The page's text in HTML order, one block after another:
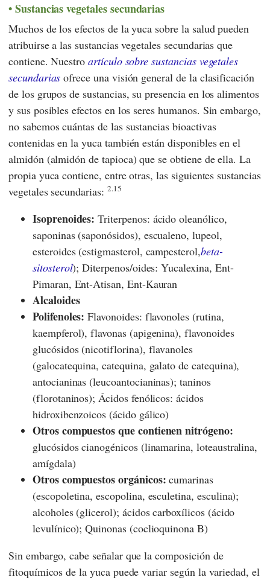
Sustancias vegetales secundarias
Muchos de los efectos de la yuca sobre la salud pueden
atribuirse a las sustancias vegetales secundarias que
contiene. Nuestroartículo sobre sustancias vegetales
secundarias ofrece una visión general de la clasificación
de los grupos de sustancias, su presencia en los alimentos
y sus posibles efectos en los seres humanos. Sin embargo,
no sabemos cuántas de las sustancias bioactivas
contenidas en la yuca también están disponibles en el
almidón (almidón de tapioca) que se obtiene de ella. La
propia yuca contiene, entre otras, las siguientes sustancias
vegetales secundarias: 2.15
Isoprenoides: Triterpenos: ácido oleanólico,
saponinas (saponósidos), escualeno, lupeol,
esteroides (estigmasterol, campesterol,beta-
sitosterol); Diterpenos/oides: Yucalexina, Ent-
Pimaran, Ent-Atisan, Ent-Kauran
Alcaloides
Polifenoles: Flavonoides: flavonoles (rutina,
kaempferol), flavonas (apigenina), flavonoides
glucósidos (nicotiflorina), flavanoles
(galocatequina, catequina, galato de catequina),
antocianinas (leucoantocianinas); taninos
(florotaninos); Ácidos fenólicos: ácidos
hidroxibenzoicos (ácido gálico)
Otros compuestos que contienen nitrógeno:
glucósidos cianogénicos (linamarina, loteaustralina,
amígdala)
Otros compuestos orgánicos: cumarinas
(escopoletina, escopolina, esculetina, esculina);
alcoholes (glicerol); ácidos carboxílicos (ácido
levulínico); Quinonas (coclioquinona B)
Sin embargo, cabe señalar que la composición de
fitoquímicos de la yuca puede variar según la variedad, el